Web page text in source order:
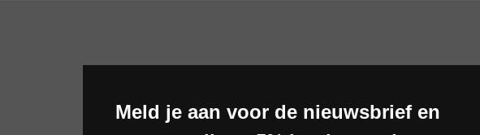
Meld je aan voor de nieuwsbrief en